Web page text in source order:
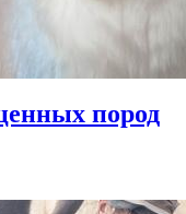
пород